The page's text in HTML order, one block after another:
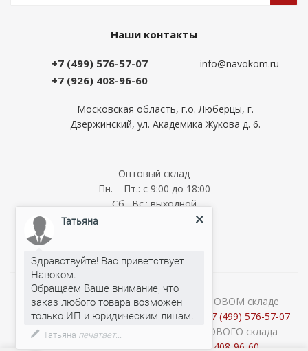
Наши контакты
+7 (499) 576-57-07
+7 (926) 408-96-60
info@navokom.ru
Московская область, г.о. Люберцы, г.
Дзержинский, ул. Академика Жукова д. 6.
Оптовый склад
Пн. – Пт.: с 9:00 до 18:00
Сб., Вс.: выходной
Мелкооптовый склад
О наличии и стоимости товара на ОПТОВОМ складе
уточняйте у менеджеров по телефону:
+7 (499) 576-57-07
Консультации продавцов МЕЛКООПТОВОГО склада
(Cash&Carry) по телефону:+7 (926) 408-96-60
Татьяна
Здравствуйте! Вас приветствует
Навоком.
Обращаем Ваше внимание, что
заказ любого товара возможен
Татьяна печатает...